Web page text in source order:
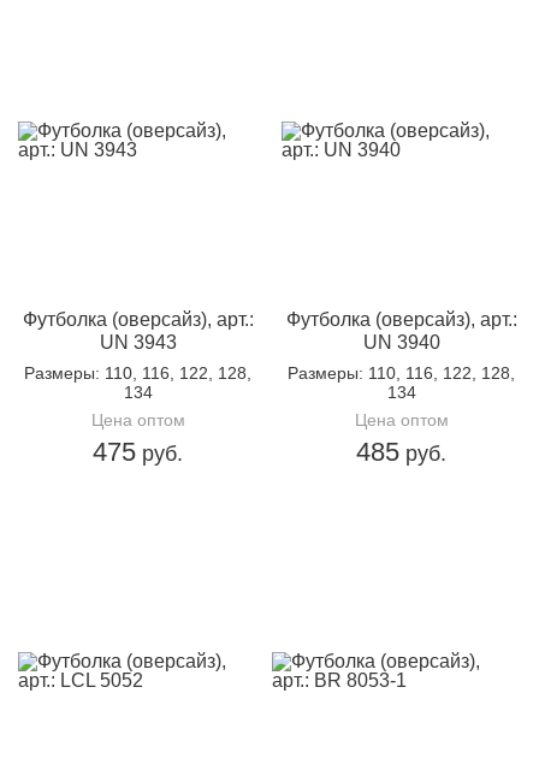
Футболка (оверсайз), арт.:
UN 3943
Размеры: 110, 116, 122, 128,
134
Цена оптом
475 руб.
Футболка (оверсайз), арт.:
UN 3940
Размеры: 110, 116, 122, 128,
134
Цена оптом
485 руб.